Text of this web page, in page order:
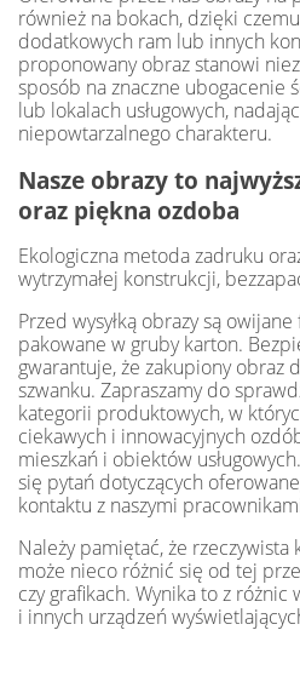
również na bokach, dzięki
dodatkowych ram lub innych
proponowany obraz stanowi
sposób na znaczne ubogacenie
lub lokalach usługowych,
niepowtarzalnego charakteru.
Nasze obrazy to
oraz piękna ozdoba
Ekologiczna metoda zadruku
wytrzymałej konstrukcji,
Przed wysyłką obrazy są
pakowane w gruby karton.
gwarantuje, że zakupiony obraz
szwanku. Zapraszamy do
kategorii produktowych, w
ciekawych i innowacyjnych
mieszkań i obiektów
się pytań dotyczących
kontaktu z naszymi
Należy pamiętać, że
może nieco różnić się od tej
czy grafikach. Wynika to z
i innych urządzeń